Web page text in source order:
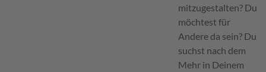
mitzugestalten? Du
möchtest für
Andere da sein? Du
suchst nach dem
Mehr in Deinem